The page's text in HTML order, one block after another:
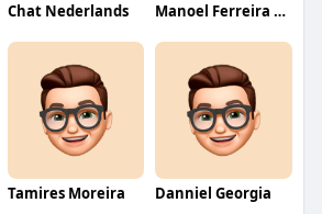
Chat Nederlands Manoel Ferreira dos Santos junior
Tamires Moreira Danniel Georgia